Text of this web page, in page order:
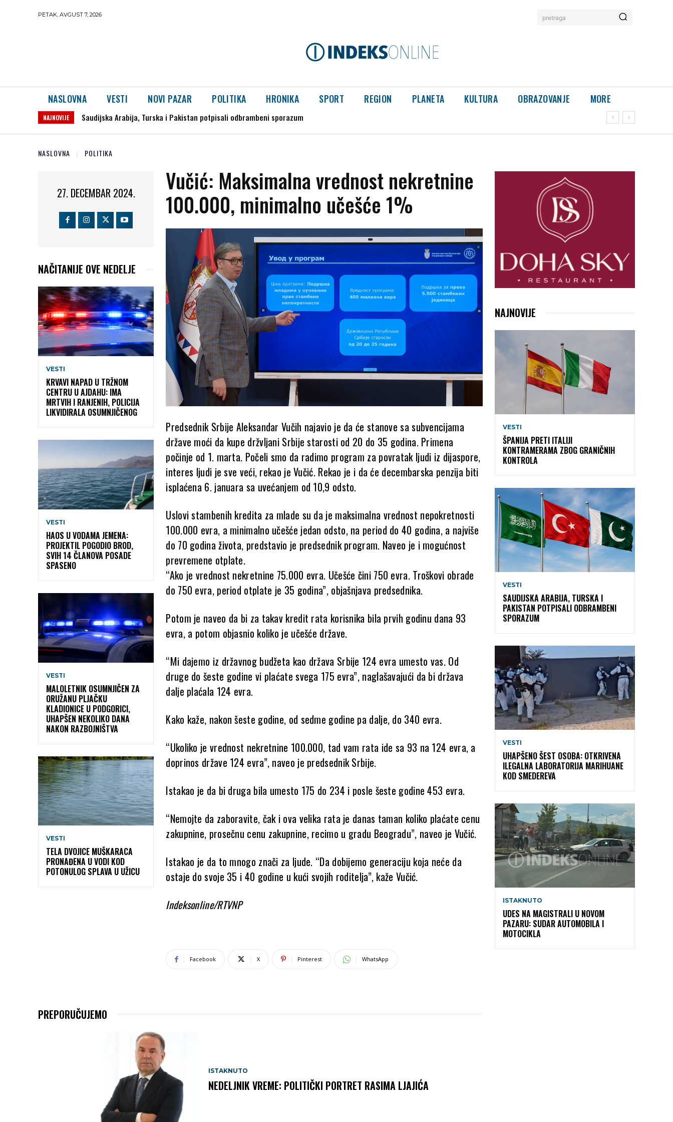
PETAK, AVGUST 7, 2026 pretraga
NASLOVNA VESTI NOVI PAZAR POLITIKA HRONIKA SPORT REGION PLANETA KULTURA OBRAZOVANJE MORE
NAJNOVIJE Uhapšeno šest osoba: Otkrivena ilegalna laboratorija marihuane kod Smedereva
NASLOVNA POLITIKA
27. DECEMBAR 2024.
NAČITANIJE OVE NEDELJE
VESTI
KRVAVI NAPAD U TRŽNOM
CENTRU U AJDAHU: IMA
MRTVIH I RANJENIH, POLICIJA
LIKVIDIRALA OSUMNJIČENOG
VESTI
HAOS U VODAMA JEMENA:
PROJEKTIL POGODIO BROD,
SVIH 14 ČLANOVA POSADE
SPASENO
VESTI
MALOLETNIK OSUMNJIČEN ZA
ORUŽANU PLJAČKU
KLADIONICE U PODGORICI,
UHAPŠEN NEKOLIKO DANA
NAKON RAZBOJNIŠTVA
VESTI
TELA DVOJICE MUŠKARACA
PRONAĐENA U VODI KOD
POTONULOG SPLAVA U UŽICU
Vučić: Maksimalna vrednost nekretnine
100.000, minimalno učešće 1%
Predsednik Srbije Aleksandar Vučih najavio je da će stanove sa subvencijama
države moći da kupe držvljani Srbije starosti od 20 do 35 godina. Primena
počinje od 1. marta. Počeli smo da radimo program za povratak ljudi iz dijaspore,
interes ljudi je sve veći, rekao je Vučić. Rekao je i da će decembarska penzija biti
isplaćena 6. januara sa uvećanjem od 10,9 odsto.
Uslovi stambenih kredita za mlade su da je maksimalna vrednost nepokretnosti
100.000 evra, a minimalno učešće jedan odsto, na period do 40 godina, a najviše
do 70 godina života, predstavio je predsednik program. Naveo je i mogućnost
prevremene otplate.
“Ako je vrednost nekretnine 75.000 evra. Učešće čini 750 evra. Troškovi obrade
do 750 evra, period otplate je 35 godina”, objašnjava predsednika.
Potom je naveo da bi za takav kredit rata korisnika bila prvih godinu dana 93
evra, a potom objasnio koliko je učešće države.
“Mi dajemo iz državnog budžeta kao država Srbije 124 evra umesto vas. Od
druge do šeste godine vi plaćate svega 175 evra”, naglašavajući da bi država
dalje plaćala 124 evra.
Kako kaže, nakon šeste godine, od sedme godine pa dalje, do 340 evra.
“Ukoliko je vrednost nekretnine 100.000, tad vam rata ide sa 93 na 124 evra, a
doprinos države 124 evra”, naveo je predsednik Srbije.
Istakao je da bi druga bila umesto 175 do 234 i posle šeste godine 453 evra.
“Nemojte da zaboravite, čak i ova velika rata je danas taman koliko plaćate cenu
zakupnine, prosečnu cenu zakupnine, recimo u gradu Beogradu”, naveo je Vučić.
Istakao je da to mnogo znači za ljude. “Da dobijemo generaciju koja neće da
ostaje do svoje 35 i 40 godine u kući svojih roditelja”, kaže Vučić.
Indeksonline/RTVNP
Facebook X Pinterest WhatsApp
PREPORUČUJEMO
ISTAKNUTO
NEDELJNIK VREME: POLITIČKI PORTRET RASIMA LJAJIĆA
NAJNOVIJE
VESTI
ŠPANIJA PRETI ITALIJI
KONTRAMERAMA ZBOG GRANIČNIH
KONTROLA
VESTI
SAUDIJSKA ARABIJA, TURSKA I
PAKISTAN POTPISALI ODBRAMBENI
SPORAZUM
VESTI
UHAPŠENO ŠEST OSOBA: OTKRIVENA
ILEGALNA LABORATORIJA MARIHUANE
KOD SMEDEREVA
ISTAKNUTO
UDES NA MAGISTRALI U NOVOM
PAZARU: SUDAR AUTOMOBILA I
MOTOCIKLA